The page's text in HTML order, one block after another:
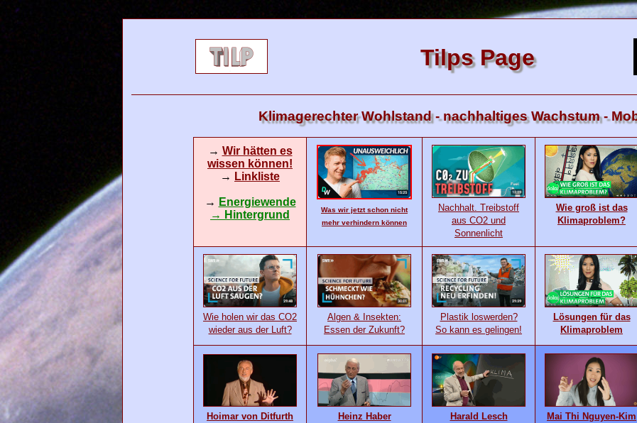
Tilps Page
Klimagerechter Wohlstand - nachhaltiges Wachstum -
→ Wir hätten es
wissen können!
→ Linkliste
→ Energiewende
→ Hintergrund
Was wir jetzt schon nicht
mehr verhindern können
Nachhalt. Treibstoff
aus CO2 und
Sonnenlicht
Wie groß ist das
Klimaproblem?
Wie holen wir das CO2
wieder aus der Luft?
Algen & Insekten:
Essen der Zukunft?
Plastik loswerden?
So kann es gelingen!
Lösungen für das
Klimaproblem
Hoimar von Ditfurth
Heinz Haber
Harald Lesch
Mai Thi Nguyen-Kim